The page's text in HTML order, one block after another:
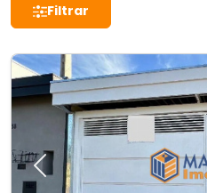
Filtrar
Previous